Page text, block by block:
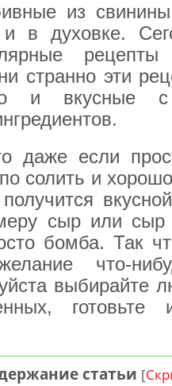
из
и в духовке.
рецепты
странно эти
и вкусные с
даже если
солить и
сыр или
бомба. Так
что-
выбирайте
статьи [